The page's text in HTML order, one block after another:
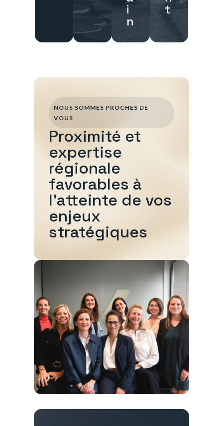
i
n
t
NOUS SOMMES PROCHES DE
VOUS
Proximité et
expertise
régionale
favorables à
l'atteinte de vos
enjeux
stratégiques